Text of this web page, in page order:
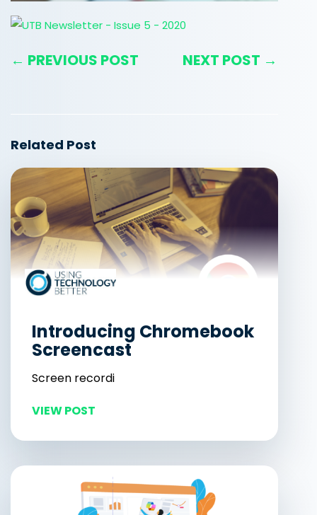
← PREVIOUS POST NEXT POST →
Related Post
Introducing Chromebook
Screencast
Screen recordi
VIEW POST